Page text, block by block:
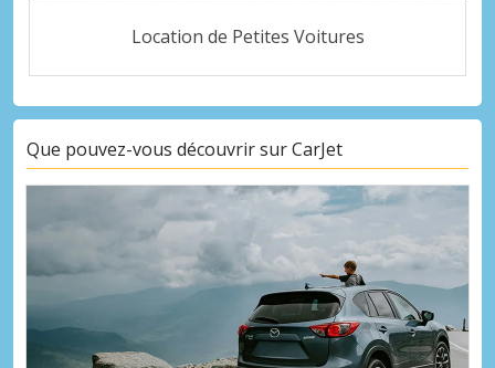
Location de Petites Voitures
Que pouvez-vous découvrir sur CarJet